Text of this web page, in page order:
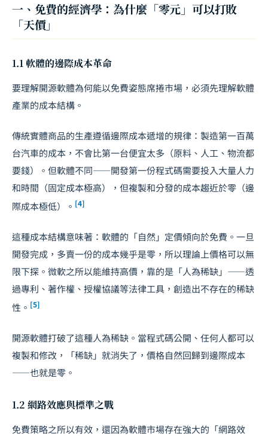
一、免費的經濟學：為什麼「零元」可以打敗
「天價」
1.1 軟體的邊際成本革命
要理解開源軟體為何能以免費姿態席捲市場，必須先理解軟體
產業的成本結構。
傳統實體商品的生產遵循邊際成本遞增的規律：製造第一百萬
台汽車的成本，不會比第一台便宜太多（原料、人工、物流都
要錢）。但軟體不同——開發第一份程式碼需要投入大量人力
和時間（固定成本極高），但複製和分發的成本趨近於零（邊
際成本極低）。 [4]
這種成本結構意味著：軟體的「自然」定價傾向於免費。一旦
開發完成，多賣一份的成本幾乎是零，所以理論上價格可以無
限下探。微軟之所以能維持高價，靠的是「人為稀缺」——透
過專利、著作權、授權協議等法律工具，創造出不存在的稀缺
性。 [5]
開源軟體打破了這種人為稀缺。當程式碼公開、任何人都可以
複製和修改，「稀缺」就消失了，價格自然回歸到邊際成本
——也就是零。
1.2 網路效應與標準之戰
免費策略之所以有效，還因為軟體市場存在強大的「網路效